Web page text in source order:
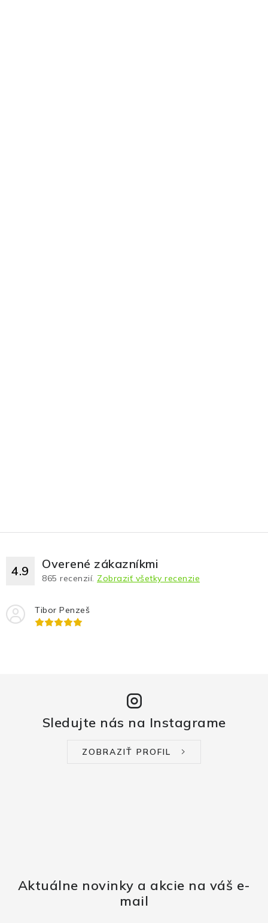
4.9 Overené zákazníkmi
865 recenzií. Zobraziť všetky recenzie
Tibor Penzeš
Sledujte nás na Instagrame
ZOBRAZIŤ PROFIL
Aktuálne novinky a akcie na váš e-
mail